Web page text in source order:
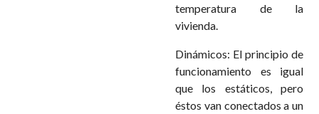
temperatura de la
vivienda.
Dinámicos: El principio de
funcionamiento es igual
que los estáticos, pero
éstos van conectados a un